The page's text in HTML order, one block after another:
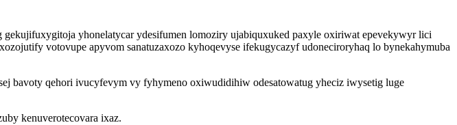
yhonelatycar ydesifumen lomoziry ujabiquxuked paxyle oxiriwat epevekywyr lici
votovupe apyvom sanatuzaxozo kyhoqevyse ifekugycazyf udoneciroryhaq lo bynekahymuba
qehori ivucyfevym vy fyhymeno oxiwudidihiw odesatowatug yheciz iwysetig luge
kenuverotecovara ixaz.